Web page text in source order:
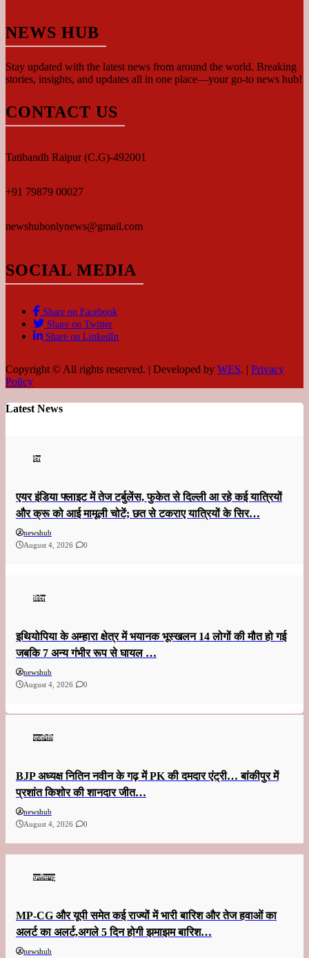
NEWS HUB
Stay updated with the latest news from around the world. Breaking
stories, insights, and updates all in one place—your go-to news hub!
CONTACT US
Tatibandh Raipur (C.G)-492001
+91 79879 00027
newshubonlynews@gmail.com
SOCIAL MEDIA
Share on Facebook
Share on Twitter
Share on LinkedIn
Copyright © All rights reserved. | Developed by WES. | Privacy
Policy
Latest News
देश
एयर इंडिया फ्लाइट में तेज टर्बुलेंस, फुकेत से दिल्ली आ रहे कई यात्रियों
और क्रू को आई मामूली चोटें; छत से टकराए यात्रियों के सिर…
newshub
August 4, 2026
0
विदेश
इथियोपिया के अम्हारा क्षेत्र में भयानक भूस्खलन 14 लोगों की मौत हो गई
जबकि 7 अन्य गंभीर रूप से घायल …
newshub
August 4, 2026
0
राजनिति
BJP अध्यक्ष नितिन नवीन के गढ़ में PK की दमदार एंट्री… बांकीपुर में
प्रशांत किशोर की शानदार जीत…
newshub
August 4, 2026
0
छत्तीसगढ़
MP-CG और यूपी समेत कई राज्यों में भारी बारिश और तेज हवाओं का
अलर्ट का अलर्ट,अगले 5 दिन होगी झमाझम बारिश…
newshub